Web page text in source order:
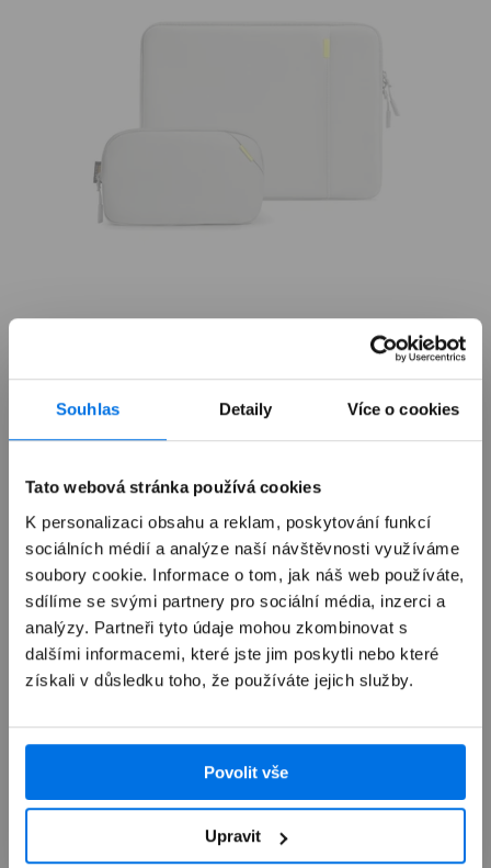
Souhlas Detaily Více o cookies
Tato webová stránka používá cookies
K personalizaci obsahu a reklam, poskytování funkcí
sociálních médií a analýze naší návštěvnosti využíváme
soubory cookie. Informace o tom, jak náš web používáte,
sdílíme se svými partnery pro sociální média, inzerci a
analýzy. Partneři tyto údaje mohou zkombinovat s
dalšími informacemi, které jste jim poskytli nebo které
získali v důsledku toho, že používáte jejich služby.
Povolit vše
Upravit
Již není v prodeji
Výkup zařízení
Autorizovaný servis Apple
Možnosti doručení
Přehled